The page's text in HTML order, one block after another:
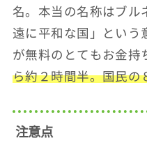
名。本当の名称はブ
遠に平和な国」という
が無料のとてもお金持
ら約２時間半。国民
注意点